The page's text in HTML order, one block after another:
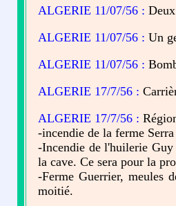
ALGERIE 11/07/56 :
ALGERIE 11/07/56 : Un
ALGERIE 11/07/56 :
ALGERIE 17/7/56 :
ALGERIE 17/7/56 :
-incendie de la ferme
-Incendie de l'huilerie
la cave. Ce sera pour la
-Ferme Guerrier, meules
moitié.